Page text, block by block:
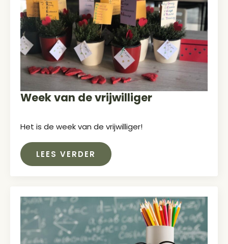
Week van de vrijwilliger
Het is de week van de vrijwilliger!
LEES VERDER